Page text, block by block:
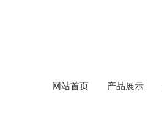
网站首页 产品展示